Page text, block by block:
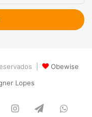
|
Obewise
Lopes
Instagram
Telegram